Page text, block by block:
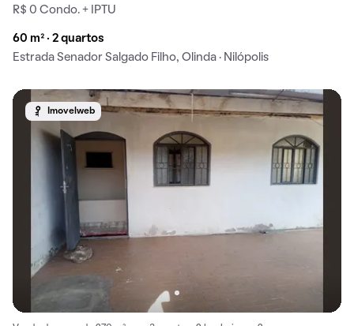
R$ 0 Condo. + IPTU
60 m² · 2 quartos
Estrada Senador Salgado Filho, Olinda · Nilópolis
Imovelweb